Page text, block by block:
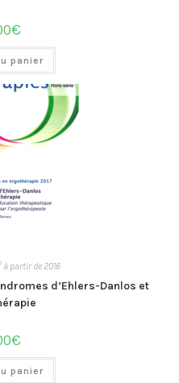
€
panier
à partir de 2016
d’Ehlers-Danlos et
€
panier